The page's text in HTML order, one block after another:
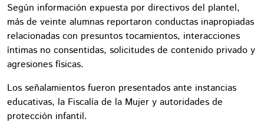
Según información expuesta por directivos del plantel,
más de veinte alumnas reportaron conductas inapropiadas
relacionadas con presuntos tocamientos, interacciones
íntimas no consentidas, solicitudes de contenido privado y
agresiones físicas.
Los señalamientos fueron presentados ante instancias
educativas, la Fiscalía de la Mujer y autoridades de
protección infantil.